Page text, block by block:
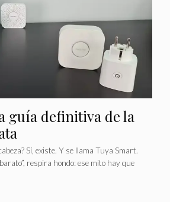
guía definitiva de la
Sí, existe. Y se llama Tuya Smart.
respira hondo: ese mito hay que